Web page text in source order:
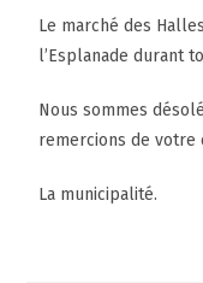
Le marché des
l’Esplanade durant
Nous sommes
remercions de votre
La municipalité.